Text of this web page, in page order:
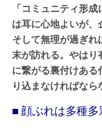
「コミュニティ形
は耳に心地よいが、
そして無理が過ぎ
末が訪れる。やは
に繋がる裏付けあ
り込まなければなら
■ 顔ぶれは多種多